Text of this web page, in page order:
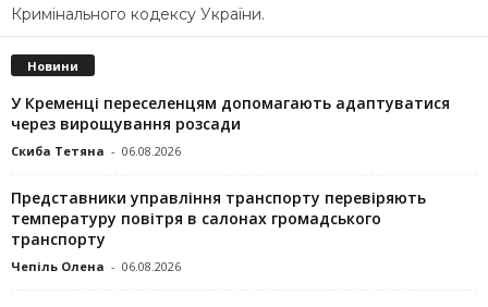
Кримінального кодексу України.
Новини
У Кременці переселенцям допомагають адаптуватися
через вирощування розсади
Скиба Тетяна - 06.08.2026
Представники управління транспорту перевіряють
температуру повітря в салонах громадського
транспорту
Чепіль Олена - 06.08.2026